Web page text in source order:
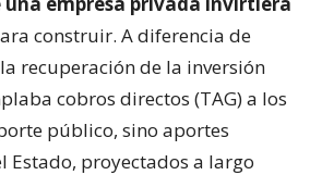
construir. A diferencia de
recuperación de la inversión
cobros directos (TAG) a los
público, sino aportes
Estado, proyectados a largo